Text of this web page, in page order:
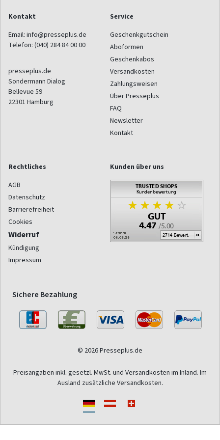
Kontakt
Email: info@presseplus.de
Telefon: (040) 284 84 00 00
presseplus.de
Sondermann Dialog
Bellevue 59
22301 Hamburg
Service
Geschenkgutschein
Aboformen
Geschenkabos
Versandkosten
Zahlungsweisen
Über Presseplus
FAQ
Newsletter
Kontakt
Rechtliches
AGB
Datenschutz
Barrierefreiheit
Cookies
Widerruf
Kündigung
Impressum
Kunden über uns
Sichere Bezahlung
© 2026 Presseplus.de
Preisangaben inkl. gesetzl. MwSt. und Versandkosten im Inland. Im
Ausland zusätzliche Versandkosten.